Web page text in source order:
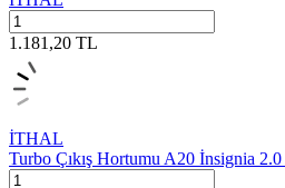
1.181,20 TL
İTHAL
Turbo Çıkış Hortumu A20 İnsignia